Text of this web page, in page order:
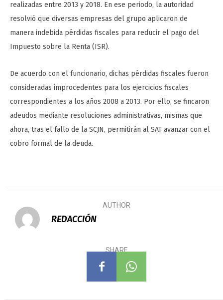
realizadas entre 2013 y 2018. En ese periodo, la autoridad
resolvió que diversas empresas del grupo aplicaron de
manera indebida pérdidas fiscales para reducir el pago del
Impuesto sobre la Renta (ISR).
De acuerdo con el funcionario, dichas pérdidas fiscales fueron
consideradas improcedentes para los ejercicios fiscales
correspondientes a los años 2008 a 2013. Por ello, se fincaron
adeudos mediante resoluciones administrativas, mismas que
ahora, tras el fallo de la SCJN, permitirán al SAT avanzar con el
cobro formal de la deuda.
AUTHOR
REDACCIÓN
SHARE